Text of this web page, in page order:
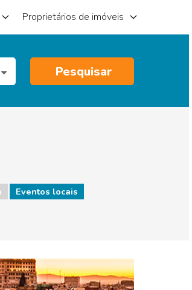
Proprietários de imóveis
Pesquisar
Eventos locais
ar livre
Noite